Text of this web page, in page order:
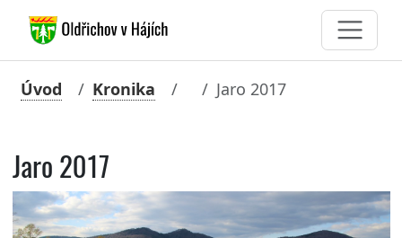
Úvod Kronika Jaro 2017
Jaro 2017